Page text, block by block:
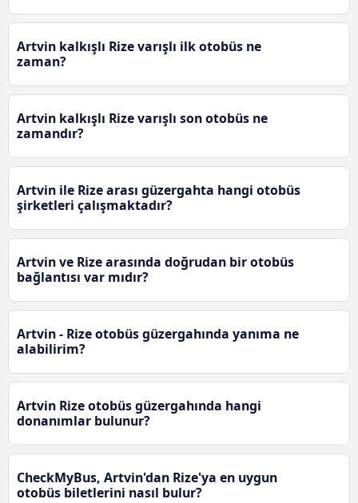
Artvin kalkışlı Rize varışlı ilk otobüs ne
zaman?
Artvin kalkışlı Rize varışlı son otobüs ne
zamandır?
Artvin ile Rize arası güzergahta hangi otobüs
şirketleri çalışmaktadır?
Artvin ve Rize arasında doğrudan bir otobüs
bağlantısı var mıdır?
Artvin - Rize otobüs güzergahında yanıma ne
alabilirim?
Artvin Rize otobüs güzergahında hangi
donanımlar bulunur?
CheckMyBus, Artvin'dan Rize'ya en uygun
otobüs biletlerini nasıl bulur?